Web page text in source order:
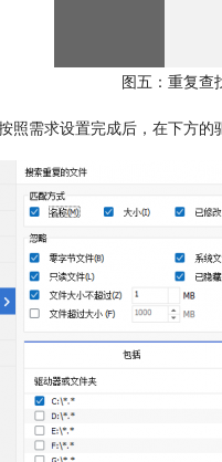
图五：重复查
照需求设置完成后，在下方